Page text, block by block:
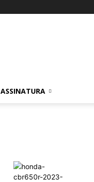
ASSINATURA